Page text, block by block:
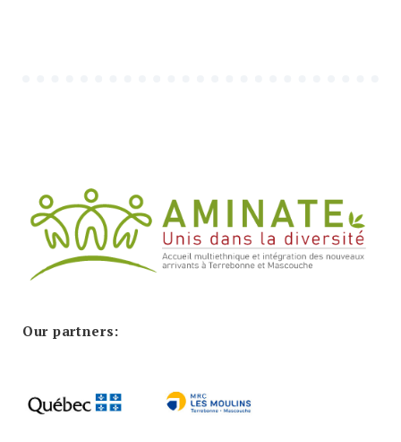
Our partners: